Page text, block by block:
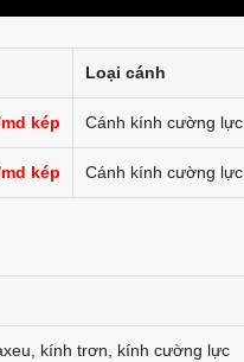
Loại cánh
kép Cánh kính cường lực
kép Cánh kính cường lực
kính trơn, kính cường lực